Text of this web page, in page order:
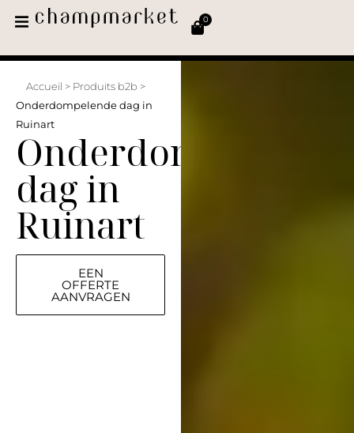
0
Accueil > Produits b2b >
Onderdompelende dag in
Ruinart
Onderdompelende
dag in
Ruinart
EEN
OFFERTE
AANVRAGEN